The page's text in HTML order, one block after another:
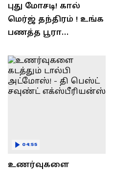
புது மோசடி! கால்
மெர்ஜ் தந்திரம் ! உங்க
பணத்த பூரா
எப்படினு
தெரிஞ்சுக்கணுமா?
உணர்வுகளை
04:55